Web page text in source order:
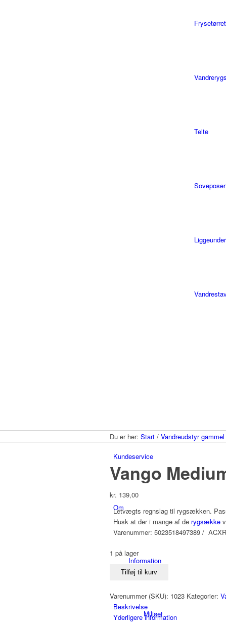
Telte
Soveposer
Kundeservice
Om
Information
Miljøet
Du er her: Start / Vandreudstyr
Vango
kr. 139,00
Letvægts regnslag til rygsækken.
Husk at der i mange af de rygsække
Varenummer: 5023518497389 /
1 på lager
Vango
Cover
40-
55L
Tilføj til kurv
Varenummer (SKU): 1023 Kategorier:
Beskrivelse
Yderligere information